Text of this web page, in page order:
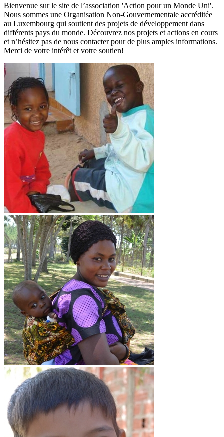
Bienvenue sur le site de l’association 'Action pour un Monde Uni'.
Nous sommes une Organisation Non-Gouvernementale accréditée
au Luxembourg qui soutient des projets de développement dans
différents pays du monde. Découvrez nos projets et actions en cours
et n’hésitez pas de nous contacter pour de plus amples informations.
Merci de votre intérêt et votre soutien!